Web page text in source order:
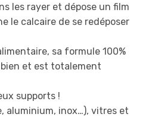
les rayer et dépose un film
le calcaire de se redéposer
sa formule 100%
et est totalement
supports !
aluminium, inox…), vitres et